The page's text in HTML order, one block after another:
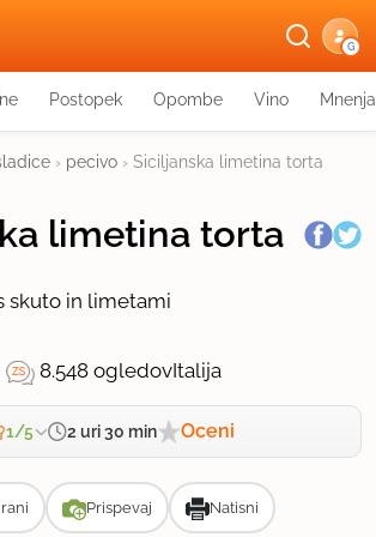
G
Postopek Opombe Vino Mnenja
› pecivo › Siciljanska limetina torta
limetina torta
skuto in limetami
8.548 ogledovItalija
1/5 2 uri 30 min Oceni
Prispevaj Natisni